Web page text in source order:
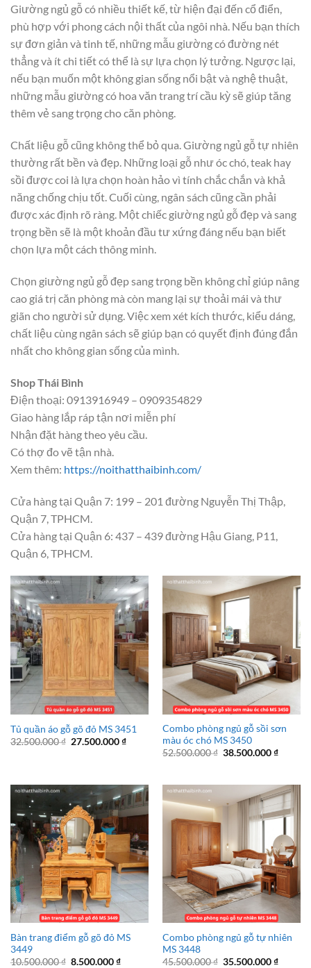
Giường ngủ gỗ có nhiều thiết kế, từ hiện đại đến cổ điển,
phù hợp với phong cách nội thất của ngôi nhà. Nếu bạn thích
sự đơn giản và tinh tế, những mẫu giường có đường nét
thẳng và ít chi tiết có thể là sự lựa chọn lý tưởng. Ngược lại,
nếu bạn muốn một không gian sống nổi bật và nghệ thuật,
những mẫu giường có hoa văn trang trí cầu kỳ sẽ giúp tăng
thêm vẻ sang trọng cho căn phòng.
Chất liệu gỗ cũng không thể bỏ qua. Giường ngủ gỗ tự nhiên
thường rất bền và đẹp. Những loại gỗ như óc chó, teak hay
sồi được coi là lựa chọn hoàn hảo vì tính chắc chắn và khả
năng chống chịu tốt. Cuối cùng, ngân sách cũng cần phải
được xác định rõ ràng. Một chiếc giường ngủ gỗ đẹp và sang
trọng bền sẽ là một khoản đầu tư xứng đáng nếu bạn biết
chọn lựa một cách thông minh.
Chọn giường ngủ gỗ đẹp sang trọng bền không chỉ giúp nâng
cao giá trị căn phòng mà còn mang lại sự thoải mái và thư
giãn cho người sử dụng. Việc xem xét kích thước, kiểu dáng,
chất liệu cùng ngân sách sẽ giúp bạn có quyết định đúng đắn
nhất cho không gian sống của mình.
Shop Thái Bình
Điện thoại: 0913916949 – 0909354829
Giao hàng lắp ráp tận nơi miễn phí
Nhận đặt hàng theo yêu cầu.
Có thợ đo vẽ tận nhà.
Xem thêm: https://noithatthaibinh.com/
Cửa hàng tại Quận 7: 199 – 201 đường Nguyễn Thị Thập,
Quận 7, TPHCM.
Cửa hàng tại Quận 6: 437 – 439 đường Hậu Giang, P11,
Quận 6, TPHCM.
Tủ quần áo gỗ gõ đỏ MS 3451
32.500.000₫ Giá
27.500.000₫Giá
Combo phòng ngủ gỗ sồi sơn
màu óc chó MS 3450
52.500.000₫ Giá
38.500.000₫Giá
Bàn trang điểm gỗ gõ đỏ MS
3449
10.500.000₫ Giá
8.500.000₫Giá
Combo phòng ngủ gỗ tự nhiên
MS 3448
45.500.000₫ Giá
35.500.000₫Giá